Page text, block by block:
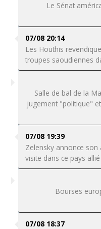
Le Sénat
07/08 20:14
Les Houthis
troupes saoudiennes
Salle de bal de la
jugement "politique"
07/08 19:39
Zelensky annonce
visite dans ce pays
Bourses
07/08 18:37